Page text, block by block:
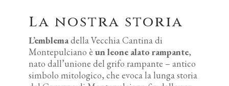
La nostra storia
L’emblemadella Vecchia Cantina di
Montepulciano è un leone alato rampante,
nato dall’unione del grifo rampante – antico
simbolo mitologico, che evoca la lunga storia